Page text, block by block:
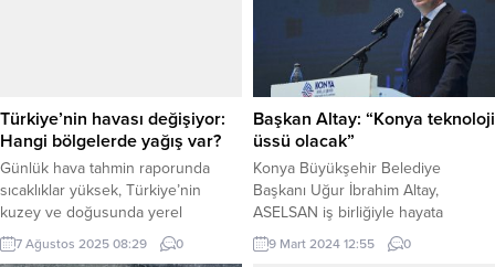
Türkiye’nin havası değişiyor:
Hangi bölgelerde yağış var?
Günlük hava tahmin raporunda
sıcaklıklar yüksek, Türkiye’nin
kuzey ve doğusunda yerel
sağanak bekleniyor. Marmara ve
Ege’de kuvvetli rüzgar ve kısa
7 Ağustos 2025 08:29 0
Başkan Altay: “Konya teknoloji
üssü olacak”
Konya Büyükşehir Belediye
Başkanı Uğur İbrahim Altay,
ASELSAN iş birliğiyle hayata
geçirecekleri Konya’nın 2030 Akıllı
Şehirler vizyonunu ortaya koyan
9 Mart 2024 12:55 0